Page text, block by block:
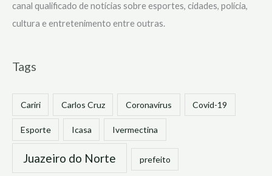
canal qualificado de notícias sobre esportes, cidades, polícia,
cultura e entretenimento entre outras.
Tags
Cariri Carlos Cruz Coronavírus Covid-19
Esporte Icasa Ivermectina
Juazeiro do Norte prefeito